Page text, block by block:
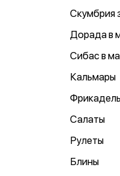
Скумбрия
Дорада в
Сибас в
Кальмары
Салаты
Рулеты
Блины